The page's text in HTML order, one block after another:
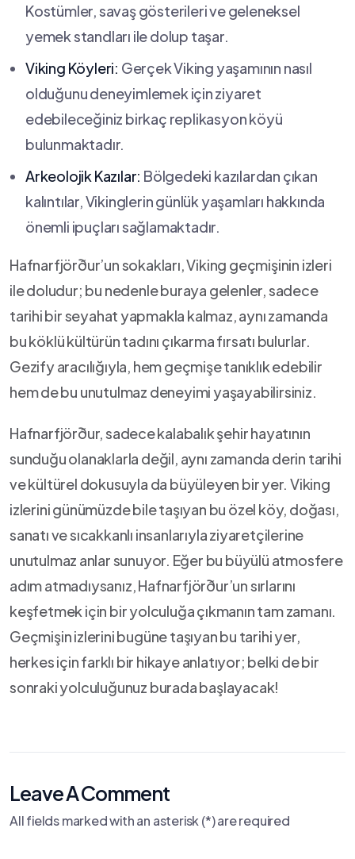
Kostümler, savaş gösterileri ve geleneksel
yemek standları ile dolup ​taşar.
Viking Köyleri: Gerçek ⁤Viking yaşamının nasıl
olduğunu deneyimlemek için⁣ ziyaret
edebileceğiniz birkaç replikasyon köyü
bulunmaktadır.
Arkeolojik Kazılar: Bölgedeki ‍kazılardan çıkan
kalıntılar, Vikinglerin günlük yaşamları hakkında
önemli ipuçları sağlamaktadır.
Hafnarfjörður’un sokakları, Viking geçmişinin izleri
ile doludur;​ bu nedenle buraya gelenler, sadece
tarihi ⁣bir seyahat ⁣yapmakla kalmaz, aynı zamanda
bu köklü kültürün tadını çıkarma fırsatı⁣ bulurlar.‍
Gezify aracılığıyla, hem geçmişe⁢ tanıklık edebilir
hem⁤ de bu unutulmaz deneyimi yaşayabilirsiniz.
Hafnarfjörður, sadece⁢ kalabalık şehir hayatının
sunduğu olanaklarla değil,​ aynı zamanda​ derin tarihi
ve‍ kültürel dokusuyla da büyüleyen bir⁣ yer.​ Viking
izlerini‍ günümüzde bile taşıyan bu özel köy, doğası,
sanatı ve‌ sıcakkanlı insanlarıyla ziyaretçilerine
unutulmaz⁤ anlar sunuyor. ⁢Eğer bu büyülü atmosfere
adım atmadıysanız, Hafnarfjörður’un sırlarını
keşfetmek ‌için bir yolculuğa çıkmanın tam zamanı.
Geçmişin izlerini bugüne taşıyan ⁤bu​ tarihi yer,
⁤herkes ⁤için farklı bir hikaye anlatıyor;⁤ belki de bir
‌sonraki yolculuğunuz burada başlayacak!
Leave A Comment
All fields marked with an asterisk (*) are required